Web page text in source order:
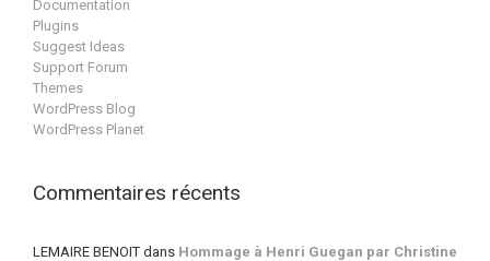
Documentation
Plugins
Suggest Ideas
Support Forum
Themes
WordPress Blog
WordPress Planet
Commentaires récents
LEMAIRE BENOIT dans Hommage à Henri Guegan par Christine